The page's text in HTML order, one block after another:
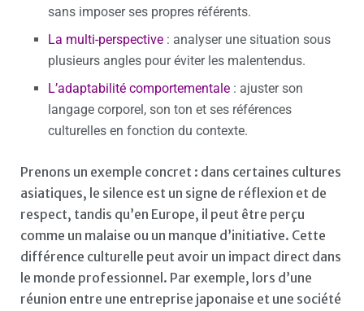
sans imposer ses propres référents.
La multi-perspective : analyser une situation sous
plusieurs angles pour éviter les malentendus.
L’adaptabilité comportementale : ajuster son
langage corporel, son ton et ses références
culturelles en fonction du contexte.
Prenons un exemple concret : dans certaines cultures
asiatiques, le silence est un signe de réflexion et de
respect, tandis qu’en Europe, il peut être perçu
comme un malaise ou un manque d’initiative. Cette
différence culturelle peut avoir un impact direct dans
le monde professionnel. Par exemple, lors d’une
réunion entre une entreprise japonaise et une société